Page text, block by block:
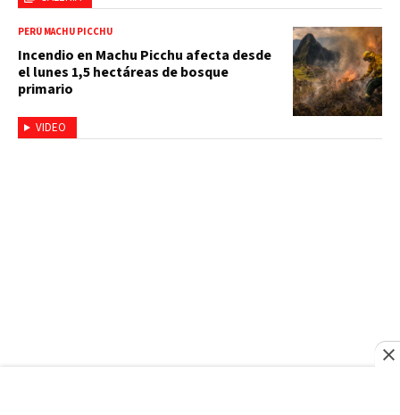
VIDEO
PERÚ MACHU PICCHU
Incendio en Machu Picchu afecta desde
el lunes 1,5 hectáreas de bosque
primario